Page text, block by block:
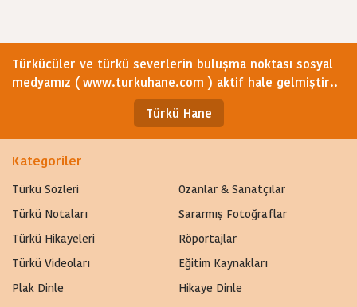
Türkücüler ve türkü severlerin buluşma noktası sosyal
medyamız ( www.turkuhane.com ) aktif hale gelmiştir..
Türkü Hane
Kategoriler
Türkü Sözleri
Ozanlar & Sanatçılar
Türkü Notaları
Sararmış Fotoğraflar
Türkü Hikayeleri
Röportajlar
Türkü Videoları
Eğitim Kaynakları
Plak Dinle
Hikaye Dinle